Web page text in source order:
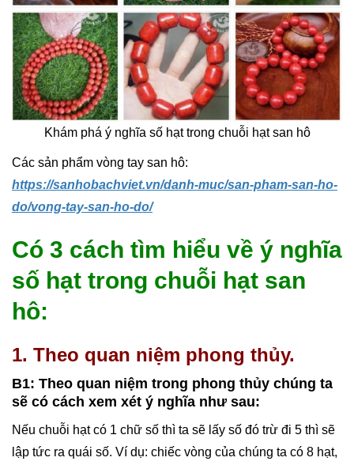
Khám phá ý nghĩa số hạt trong chuỗi hạt san hô
Các sản phẩm vòng tay san hô:
https://sanhobachviet.vn/danh-muc/san-pham-san-ho-
do/vong-tay-san-ho-do/
Có 3 cách tìm hiểu về ý nghĩa
số hạt trong chuỗi hạt san
hô:
1. Theo quan niệm phong thủy.
B1: Theo quan niệm trong phong thủy chúng ta
sẽ có cách xem xét ý nghĩa như sau:
Nếu chuỗi hạt có 1 chữ số thì ta sẽ lấy số đó trừ đi 5 thì sẽ
lập tức ra quái số. Ví dụ: chiếc vòng của chúng ta có 8 hạt,